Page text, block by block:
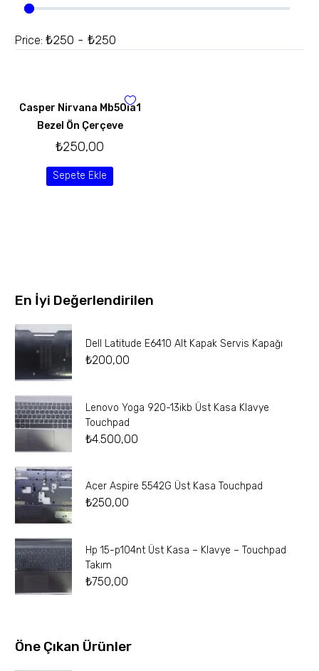
Price: ₺250 - ₺250
Casper Nirvana Mb50ıa1
Bezel Ön Çerçeve
₺250,00
Sepete Ekle
En İyi Değerlendirilen
Dell Latitude E6410 Alt Kapak Servis Kapağı
₺200,00
Lenovo Yoga 920-13ikb Üst Kasa Klavye
Touchpad
₺4.500,00
Acer Aspire 5542G Üst Kasa Touchpad
₺250,00
Hp 15-p104nt Üst Kasa – Klavye – Touchpad
Takım
₺750,00
Öne Çıkan Ürünler